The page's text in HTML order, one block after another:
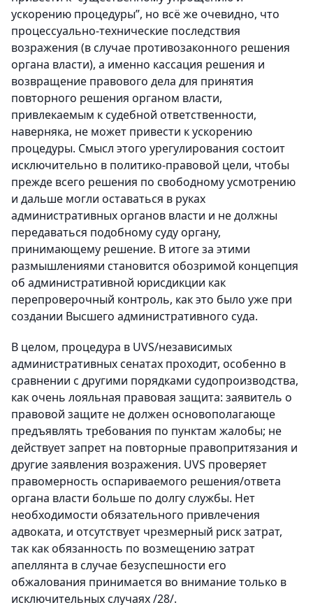
ускорению процедуры”, но всё же очевидно, что
процессуально-технические последствия
возражения (в случае противозаконного решения
органа власти), а именно кассация решения и
возвращение правового дела для принятия
повторного решения органом власти,
привлекаемым к судебной ответственности,
наверняка, не может привести к ускорению
процедуры. Смысл этого урегулирования состоит
исключительно в политико-правовой цели, чтобы
прежде всего решения по свободному усмотрению
и дальше могли оставаться в руках
административных органов власти и не должны
передаваться подобному суду органу,
принимающему решение. В итоге за этими
размышлениями становится обозримой концепция
об административной юрисдикции как
перепроверочный контроль, как это было уже при
создании Высшего административного суда.
В целом, процедура в UVS/независимых
административных сенатах проходит, особенно в
сравнении с другими порядками судопроизводства,
как очень лояльная правовая защита: заявитель о
правовой защите не должен основополагающе
предъявлять требования по пунктам жалобы; не
действует запрет на повторные правопритязания и
другие заявления возражения. UVS проверяет
правомерность оспариваемого решения/ответа
органа власти больше по долгу службы. Нет
необходимости обязательного привлечения
адвоката, и отсутствует чрезмерный риск затрат,
так как обязанность по возмещению затрат
апеллянта в случае безуспешности его
обжалования принимается во внимание только в
исключительных случаях /28/.